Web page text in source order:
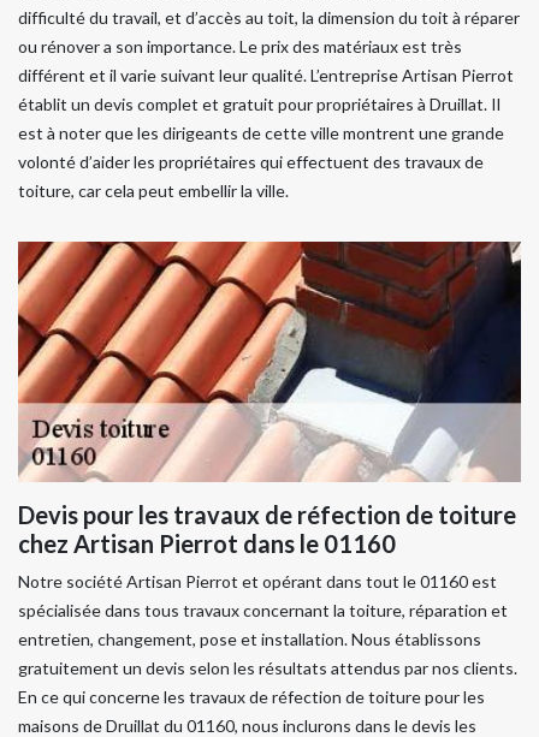
difficulté du travail, et d’accès au toit, la dimension du toit à réparer
ou rénover a son importance. Le prix des matériaux est très
différent et il varie suivant leur qualité. L’entreprise Artisan Pierrot
établit un devis complet et gratuit pour propriétaires à Druillat. Il
est à noter que les dirigeants de cette ville montrent une grande
volonté d’aider les propriétaires qui effectuent des travaux de
toiture, car cela peut embellir la ville.
Devis pour les travaux de réfection de toiture
chez Artisan Pierrot dans le 01160
Notre société Artisan Pierrot et opérant dans tout le 01160 est
spécialisée dans tous travaux concernant la toiture, réparation et
entretien, changement, pose et installation. Nous établissons
gratuitement un devis selon les résultats attendus par nos clients.
En ce qui concerne les travaux de réfection de toiture pour les
maisons de Druillat du 01160, nous inclurons dans le devis les